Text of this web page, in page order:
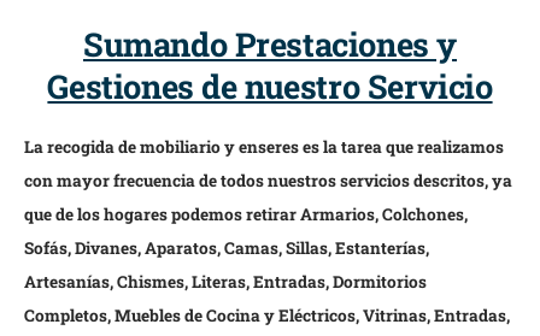
Sumando Prestaciones y
Gestiones de nuestro Servicio
La recogida de mobiliario y enseres es la tarea que realizamos
con mayor frecuencia de todos nuestros servicios descritos, ya
que de los hogares podemos retirar Armarios, Colchones,
Sofás, Divanes, Aparatos, Camas, Sillas, Estanterías,
Artesanías, Chismes, Literas, Entradas, Dormitorios
Completos, Muebles de Cocina y Eléctricos, Vitrinas, Entradas,